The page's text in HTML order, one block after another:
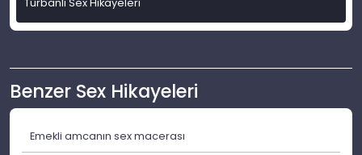
Benzer Sex Hikayeleri
Emekli amcanın sex macerası